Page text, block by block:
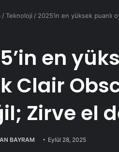
/Teknoloji / 2025’in en yüksek puanlı
en
Clair
Zirve el
BAYRAM Eylül 28, 2025